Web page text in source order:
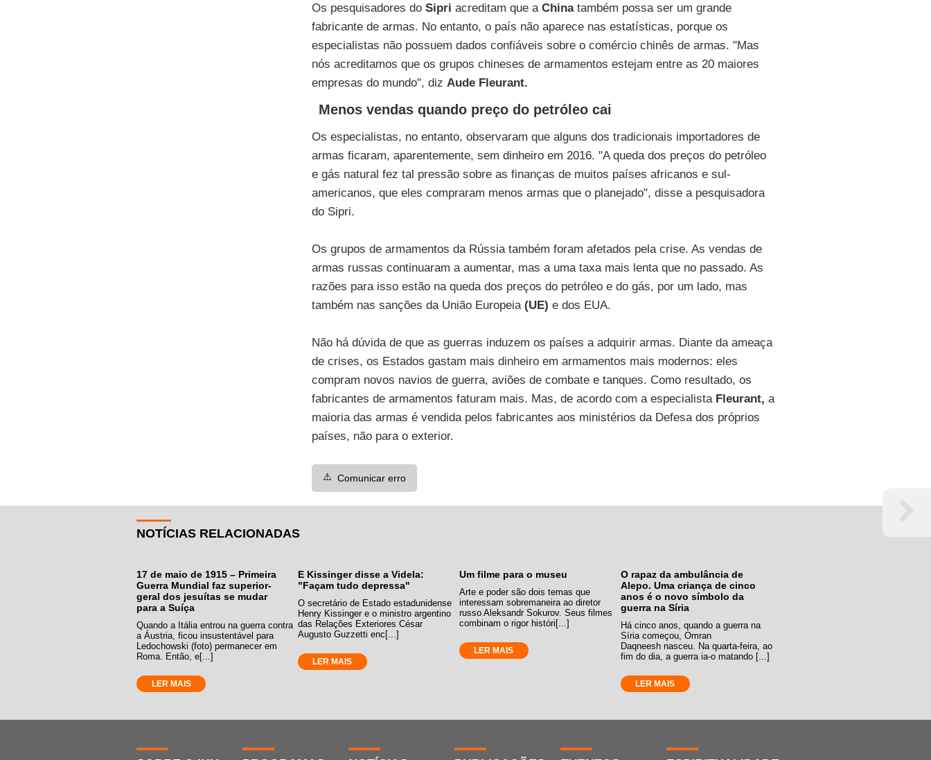
Os pesquisadores do Sipri acreditam que a Chinatambém possa ser um grande
fabricante de armas. No entanto, o país não aparece nas estatísticas, porque os
especialistas não possuem dados confiáveis ​​sobre o comércio chinês de armas. "Mas
nós acreditamos que os grupos chineses de armamentos estejam entre as 20 maiores
empresas do mundo", diz Aude Fleurant.
Menos vendas quando preço do petróleo cai
Os especialistas, no entanto, observaram que alguns dos tradicionais importadores de
armas ficaram, aparentemente, sem dinheiro em 2016. "A queda dos preços do petróleo
e gás natural fez tal pressão sobre as finanças de muitos países africanos e sul-
americanos, que eles compraram menos armas que o planejado", disse a pesquisadora
do Sipri.
Os grupos de armamentos da Rússia também foram afetados pela crise. As vendas de
armas russas continuaram a aumentar, mas a uma taxa mais lenta que no passado. As
razões para isso estão na queda dos preços do petróleo e do gás, por um lado, mas
também nas sanções da União Europeia (UE) e dos EUA.
Não há dúvida de que as guerras induzem os países a adquirir armas. Diante da ameaça
de crises, os Estados gastam mais dinheiro em armamentos mais modernos: eles
compram novos navios de guerra, aviões de combate e tanques. Como resultado, os
fabricantes de armamentos faturam mais. Mas, de acordo com a especialista Fleurant, a
maioria das armas é vendida pelos fabricantes aos ministérios da Defesa dos próprios
países, não para o exterior.
⚠️ Comunicar erro
NOTÍCIAS RELACIONADAS
17 de maio de 1915 – Primeira
Guerra Mundial faz superior-
geral dos jesuítas se mudar
para a Suíça
Quando a Itália entrou na guerra contra
a Áustria, ficou insustentável para
Ledochowski (foto) permanecer em
Roma. Então, e[...]
LER MAIS
E Kissinger disse a Videla:
"Façam tudo depressa"
O secretário de Estado estadunidense
Henry Kissinger e o ministro argentino
das Relações Exteriores César
Augusto Guzzetti enc[...]
LER MAIS
Um filme para o museu
Arte e poder são dois temas que
interessam sobremaneira ao diretor
russo Aleksandr Sokurov. Seus filmes
combinam o rigor históri[...]
LER MAIS
O rapaz da ambulância de
Alepo. Uma criança de cinco
anos é o novo símbolo da
guerra na Síria
Há cinco anos, quando a guerra na
Síria começou, Omran
Daqneesh nasceu. Na quarta-feira, ao
fim do dia, a guerra ia-o matando [...]
LER MAIS